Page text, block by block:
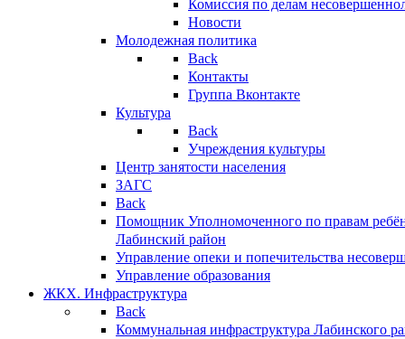
Комиссия по делам
Новости
Молодежная политика
Back
Контакты
Группа Вконтакте
Культура
Back
Учреждения культуры
Центр занятости населения
ЗАГС
Back
Помощник Уполномоченного по правам
Лабинский район
Управление опеки и попечительства
Управление образования
ЖКХ. Инфраструктура
Back
Коммунальная инфраструктура Лабинского